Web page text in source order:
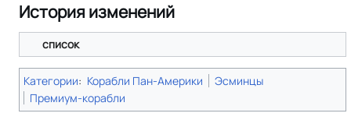
История изменений
список
Категории: Корабли Пан-Америки
Эсминцы
Премиум-корабли